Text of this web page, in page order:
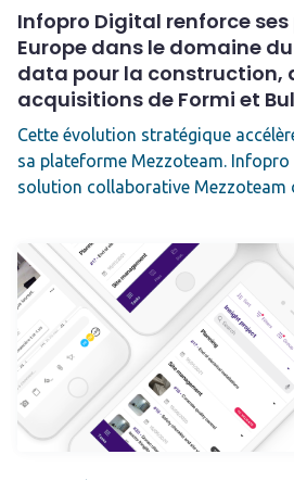
Infopro Digital renforce
Europe dans le domaine
data pour la construction,
acquisitions de Formi et
Cette évolution stratégique
sa plateforme Mezzoteam.
solution collaborative Mezzoteam